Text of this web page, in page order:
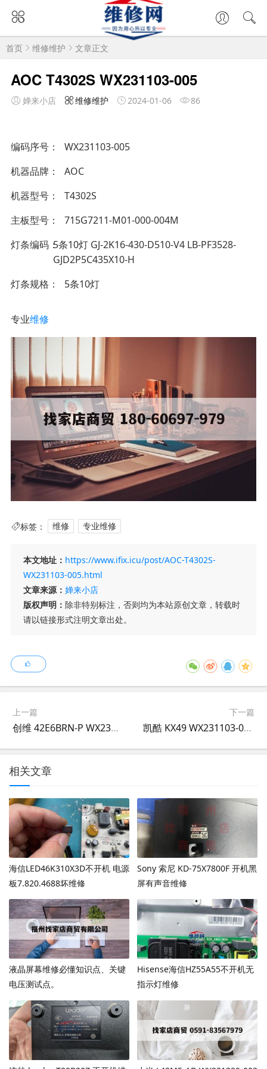
首页 维修维护 文章正文
AOC T4302S WX231103-005
婵来小店 维修维护 2024-01-06 86
编码序号
WX231103-005
机器品牌
AOC
机器型号
T4302S
主板型号
715G7211-M01-000-004M
灯条编码 5条10灯 GJ-2K16-430-D510-V4 LB-PF3528-
GJD2P5C435X10-H
灯条规格
5条10灯
专业维修
标签： 维修 专业维修
本文地址： https://www.ifix.icu/post/AOC-T4302S-
WX231103-005.html
文章来源： 婵来小店
版权声明： 除非特别标注，否则均为本站原创文章，转载时
请以链接形式注明文章出处。
上一篇
创维 42E6BRN-P WX231103-004
下一篇
凯酷 KX49 WX231103-006
相关文章
海信LED46K310X3D不开机 电源
板7.820.4688坏维修
Sony 索尼 KD-75X7800F 开机黑
屏有声音维修
液晶屏幕维修必懂知识点、关键
电压测试点。
Hisense海信HZ55A55不开机无
指示灯维修